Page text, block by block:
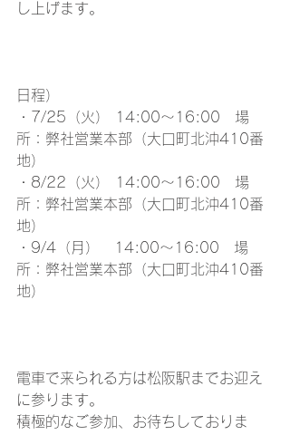
し上げます。
日程）
・7/25（火） 14:00～16:00　場
所：弊社営業本部（大口町北沖410番
地）
・8/22（火） 14:00～16:00　場
所：弊社営業本部（大口町北沖410番
地）
・9/4（月）　14:00～16:00　場
所：弊社営業本部（大口町北沖410番
地）
電車で来られる方は松阪駅までお迎え
に参ります。
積極的なご参加、お待ちしておりま